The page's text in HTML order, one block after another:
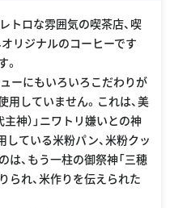
トロな雰囲気の喫茶店、喫
リジナルのコーヒーです
ーにもいろいろこだわりが
していません。これは、美
神）」ニワトリ嫌いとの神
している米粉パン、米粉クッ
は、もう一柱の御祭神「三穂
られ、米作りを伝えられた